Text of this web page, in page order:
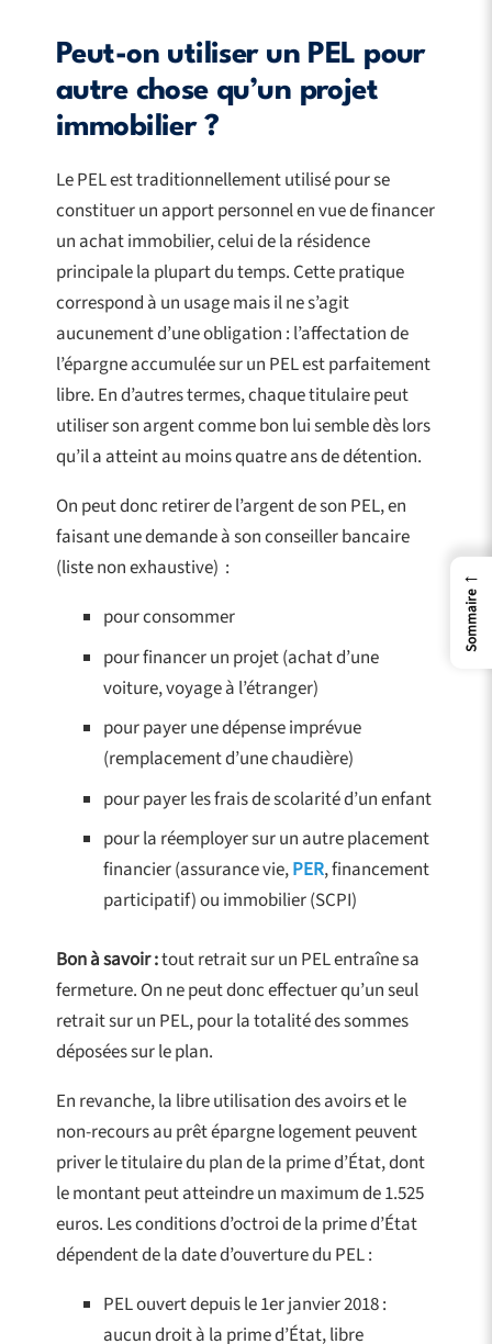
Peut-on utiliser un PEL pour
autre chose qu’un projet
immobilier ?
Le PEL est traditionnellement utilisé pour se
constituer un apport personnel en vue de financer
un achat immobilier, celui de la résidence
principale la plupart du temps. Cette pratique
correspond à un usage mais il ne s’agit
aucunement d’une obligation : l’affectation de
l’épargne accumulée sur un PEL est parfaitement
libre. En d’autres termes, chaque titulaire peut
utiliser son argent comme bon lui semble dès lors
qu’il a atteint au moins quatre ans de détention.
On peut donc retirer de l’argent de son PEL, en
faisant une demande à son conseiller bancaire
(liste non exhaustive) :
pour consommer
pour financer un projet (achat d’une
voiture, voyage à l’étranger)
pour payer une dépense imprévue
(remplacement d’une chaudière)
pour payer les frais de scolarité d’un enfant
pour la réemployer sur un autre placement
financier (assurance vie,PER, financement
participatif) ou immobilier (SCPI)
Bon à savoir :tout retrait sur un PEL entraîne sa
fermeture. On ne peut donc effectuer qu’un seul
retrait sur un PEL, pour la totalité des sommes
déposées sur le plan.
En revanche, la libre utilisation des avoirs et le
non-recours au prêt épargne logement peuvent
priver le titulaire du plan de la prime d’État, dont
le montant peut atteindre un maximum de 1.525
euros. Les conditions d’octroi de la prime d’État
dépendent de la date d’ouverture du PEL :
PEL ouvert depuis le 1er janvier 2018 :
aucun droit à la prime d’État, libre
←
Sommaire